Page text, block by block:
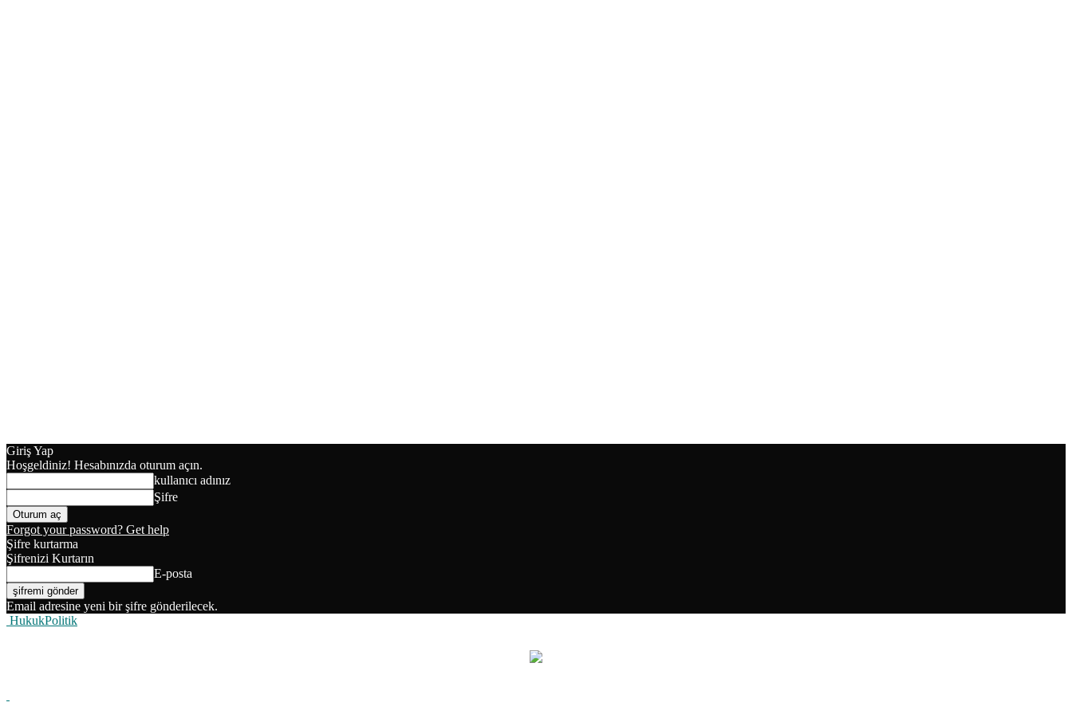
Giriş Yap
Hoşgeldiniz! Hesabınızda oturum açın.
kullanıcı adınız
Şifre
Forgot your password? Get help
Şifre kurtarma
Şifrenizi Kurtarın
E-posta
Email adresine yeni bir şifre gönderilecek.
HukukPolitik